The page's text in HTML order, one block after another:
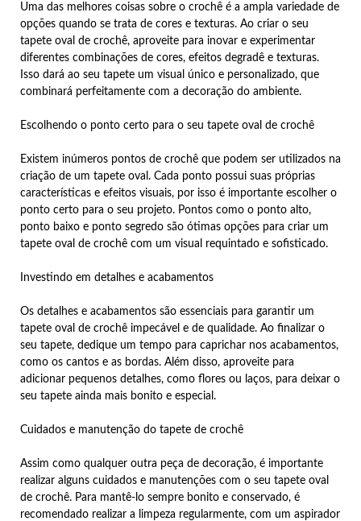
Uma das melhores coisas sobre o crochê é a ampla variedade de
opções quando se trata de cores e texturas. Ao criar o seu
tapete oval de crochê, aproveite para inovar e experimentar
diferentes combinações de cores, efeitos degradê e texturas.
Isso dará ao seu tapete um visual único e personalizado, que
combinará perfeitamente com a decoração do ambiente.
Escolhendo o ponto certo para o seu tapete oval de crochê
Existem inúmeros pontos de crochê que podem ser utilizados na
criação de um tapete oval. Cada ponto possui suas próprias
características e efeitos visuais, por isso é importante escolher o
ponto certo para o seu projeto. Pontos como o ponto alto,
ponto baixo e ponto segredo são ótimas opções para criar um
tapete oval de crochê com um visual requintado e sofisticado.
Investindo em detalhes e acabamentos
Os detalhes e acabamentos são essenciais para garantir um
tapete oval de crochê impecável e de qualidade. Ao finalizar o
seu tapete, dedique um tempo para caprichar nos acabamentos,
como os cantos e as bordas. Além disso, aproveite para
adicionar pequenos detalhes, como flores ou laços, para deixar o
seu tapete ainda mais bonito e especial.
Cuidados e manutenção do tapete de crochê
Assim como qualquer outra peça de decoração, é importante
realizar alguns cuidados e manutenções com o seu tapete oval
de crochê. Para mantê-lo sempre bonito e conservado, é
recomendado realizar a limpeza regularmente, com um aspirador